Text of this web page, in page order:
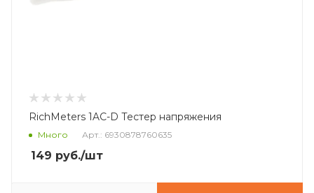
RichMeters 1AC-D Тестер напряжения
Много Арт.: 6930878760635
149 руб./шт